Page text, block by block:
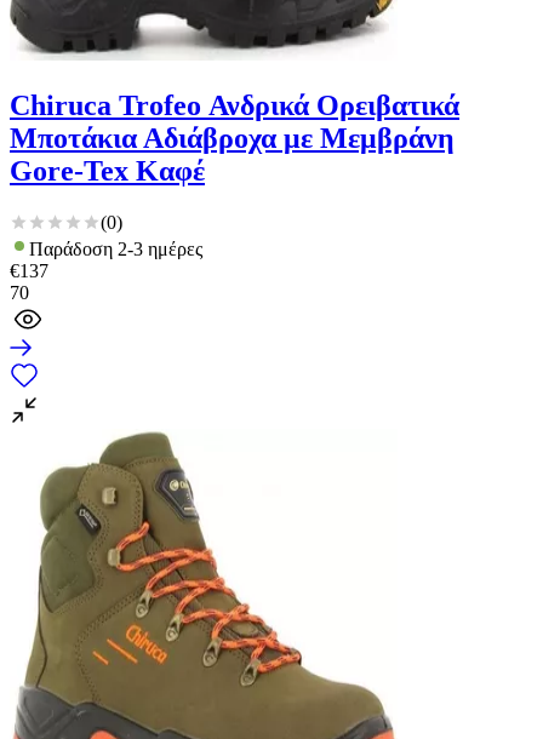
Chiruca Trofeo Ανδρικά Ορειβατικά
Μποτάκια Αδιάβροχα με Μεμβράνη
Gore-Tex Καφέ
(0)
Παράδοση 2-3 ημέρες
€137
70